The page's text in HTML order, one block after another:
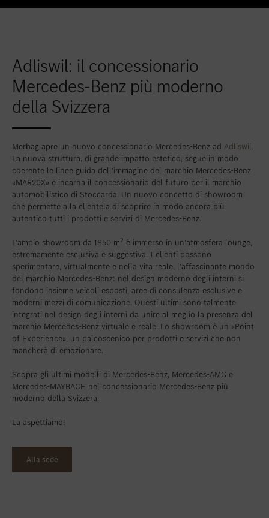
Inserire nei preferiti
Berna
Inserire nei preferiti
Bulle
Inserire nei preferiti
Granges-Paccot
Inserire nei preferiti
Lugano-Pazzallo
Inserire nei preferiti
Mendrisio
Inserire nei preferiti
Schlieren
Inserire nei preferiti
Schlieren Occasioni
Inserire nei preferiti
Stäfa
Inserire nei preferiti
Thun
Inserire nei preferiti
Vezia
Inserire nei preferiti
Winterthur
Inserire nei preferiti
Zollikon
Inserire nei preferiti
Zürich-Nord
Inserire nei preferiti
Zürich-Seefeld
Adliswil: il concessionario
Mercedes-Benz più moderno
della Svizzera
Merbag apre un nuovo concessionario Mercedes-Benz ad Adliswil.
La nuova struttura, di grande impatto estetico, segue in modo
coerente le linee guida dell’immagine del marchio Mercedes-Benz
«MAR20X» e incarna il concessionario del futuro per il marchio
automobilistico di Stoccarda. Un nuovo concetto di showroom
che permette alla clientela di scoprire in modo ancora più
autentico tutti i prodotti e servizi di Mercedes-Benz.
L’ampio showroom da 1850 m2 è immerso in un’atmosfera lounge,
estremamente esclusiva e suggestiva. I clienti possono
sperimentare, virtualmente e nella vita reale, l’affascinante mondo
del marchio Mercedes-Benz: nel design moderno degli interni si
fondono insieme veicoli esposti, aree di consulenza esclusive e
moderni mezzi di comunicazione. Questi ultimi sono talmente
integrati nel design degli interni da unire al meglio la presenza del
marchio Mercedes-Benz virtuale e reale. Lo showroom è un «Point
of Experience», un palcoscenico per prodotti e servizi che non
mancherà di emozionare.
Scopra gli ultimi modelli di Mercedes-Benz, Mercedes-AMG e
Mercedes-MAYBACH nel concessionario Mercedes-Benz più
moderno della Svizzera.
La aspettiamo!
Alla sede